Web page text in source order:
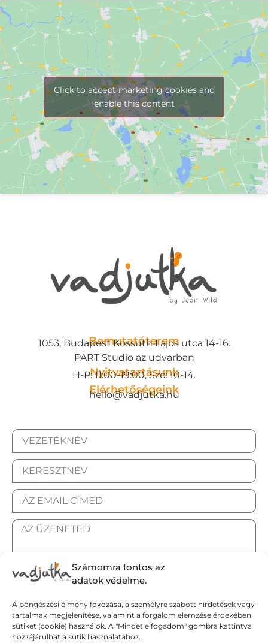
Számomra fontos az
adatok védelme.
A böngészési élmény fokozása, a személyre szabott hirdetések vagy
tartalmak megjelenítése, valamint a forgalom elemzése érdekében
sütiket (cookie) használok. A "Mindet elfogadom" gombra kattintva
hozzájárulhat a sütik használatához.
Click to accept marketing cookies and
enable this content
Bemutatóterem
1053, Budapest Kossuth Lajos utca 14-16.
PART Studio az udvarban
Nyitvatartásunk
H-P: 11:00-19:00, Szo: 10-14.
Elérhetőségeink
hello@vadjutka.hu
Elküldöm